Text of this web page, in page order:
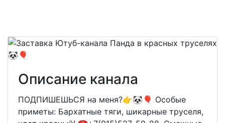
Описание канала
ПОДПИШЕШЬСЯ на меня?👉🐼🎈 Особые
приметы: Бархатные тяги, шикарные труселя,